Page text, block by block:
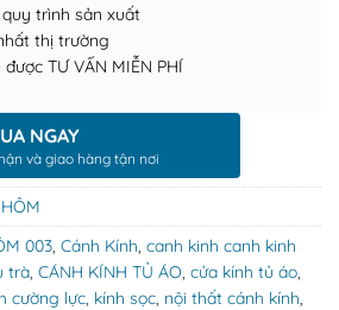
trình sản xuất
thị trường
được TƯ VẤN MIỄN PHÍ
NGAY
và giao hàng tận nơi
003, Cánh Kính, canh kinh canh kinh
trà, CÁNH KÍNH TỦ ÁO, cửa kính tủ áo,
cường lực, kính sọc, nội thất cánh kính,